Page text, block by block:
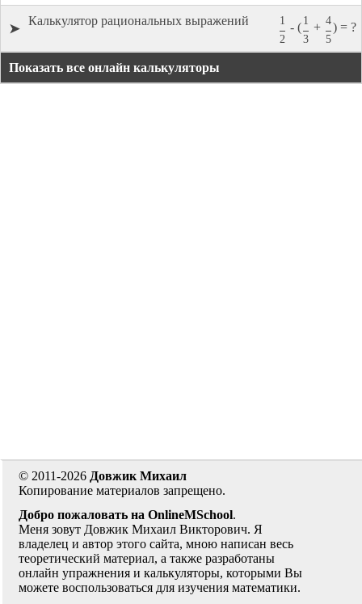
➤
1
2
- (
1
3
+
4
5
) = ?
Калькулятор рациональных выражений
Показать все онлайн калькуляторы
© 2011-2026 Довжик Михаил
Копирование материалов запрещено.
Добро пожаловать на OnlineMSchool.
Меня зовут Довжик Михаил Викторович. Я
владелец и автор этого сайта, мною написан весь
теоретический материал, а также разработаны
онлайн упражнения и калькуляторы, которыми Вы
можете воспользоваться для изучения математики.